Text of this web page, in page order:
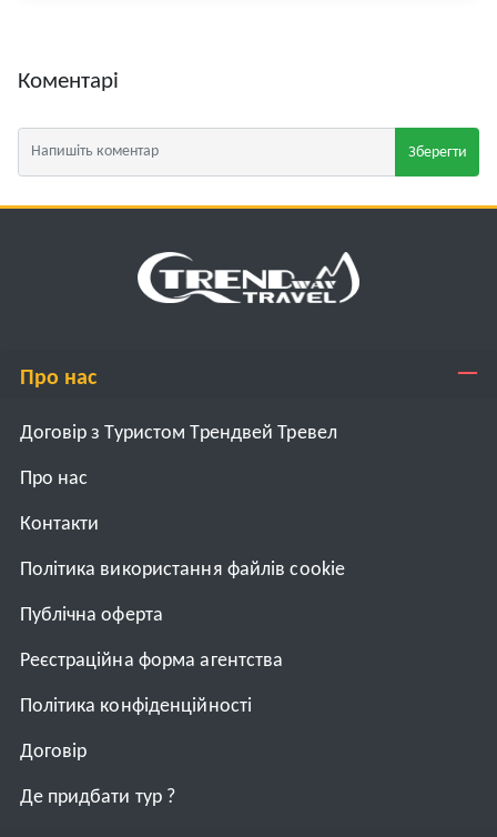
Коментарі
Зберегти
Про нас
Договір з Туристом Трендвей Тревел
Про нас
Контакти
Політика використання файлів cookie
Публічна оферта
Реєстраційна форма агентства
Політика конфіденційності
Договiр
Де придбати тур ?